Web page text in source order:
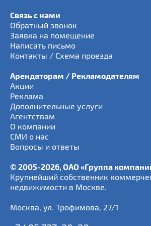
Связь с нами
Обратный звонок
Заявка на помещение
Написать письмо
Контакты / Схема проезда
Арендаторам / Рекламодателям
Акции
Реклама
Дополнительные услуги
Агентствам
О компании
СМИ о нас
Вопросы и ответы
© 2005-2026, ОАО «Группа
Крупнейший собственник
недвижимости в Москве.
Москва, ул. Трофимова, 27/1